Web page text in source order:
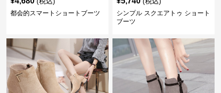
都会的スマートショートブーツ
シンプル スクエアトゥ ショート
ブーツ